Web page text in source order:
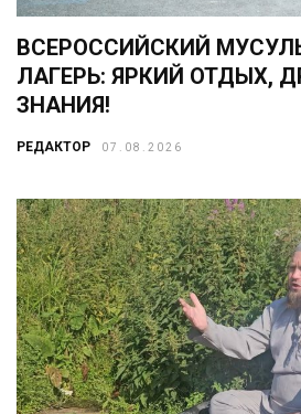
ВСЕРОССИЙСКИЙ
ЛАГЕРЬ: ЯРКИЙ ОТДЫХ,
ЗНАНИЯ!
РЕДАКТОР 07.08.2026